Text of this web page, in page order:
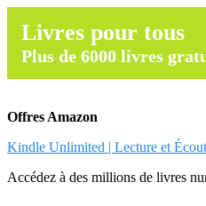
Livres pour tous
Plus de 6000 livres
Offres Amazon
Kindle Unlimited | Lecture et
Accédez à des millions de livres